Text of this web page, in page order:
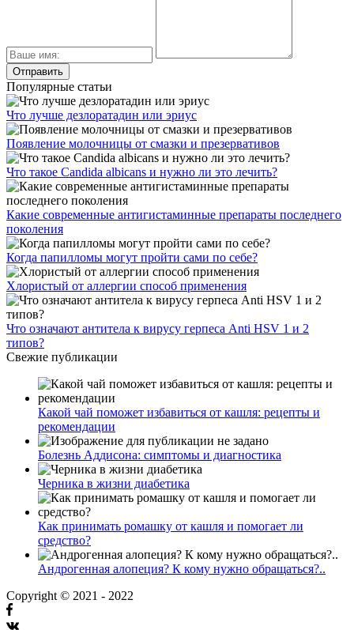
Популярные статьи
Что лучше дезлоратадин или эриус
Появление молочницы от смазки и презервативов
Что такое Candida albicans и нужно ли это лечить?
Какие современные антигистаминные препараты последнего
поколения
Когда папилломы могут пройти сами по себе?
Хлористый от аллергии способ применения
Что означают антитела к вирусу герпеса Anti HSV 1 и 2
типов?
Свежие публикации
Какой чай поможет избавиться от кашля: рецепты и
рекомендации
Болезнь Аддисона: симптомы и диагностика
Черника в жизни диабетика
Как принимать ромашку от кашля и помогает ли
средство?
Андрогенная алопеция? К кому нужно обращаться?..
Copyright © 2021 - 2022